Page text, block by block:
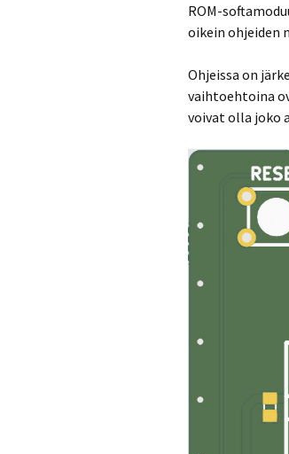
ROM-
oikein ohjeiden
Ohjeissa on
vaihtoehtoina
voivat olla joko